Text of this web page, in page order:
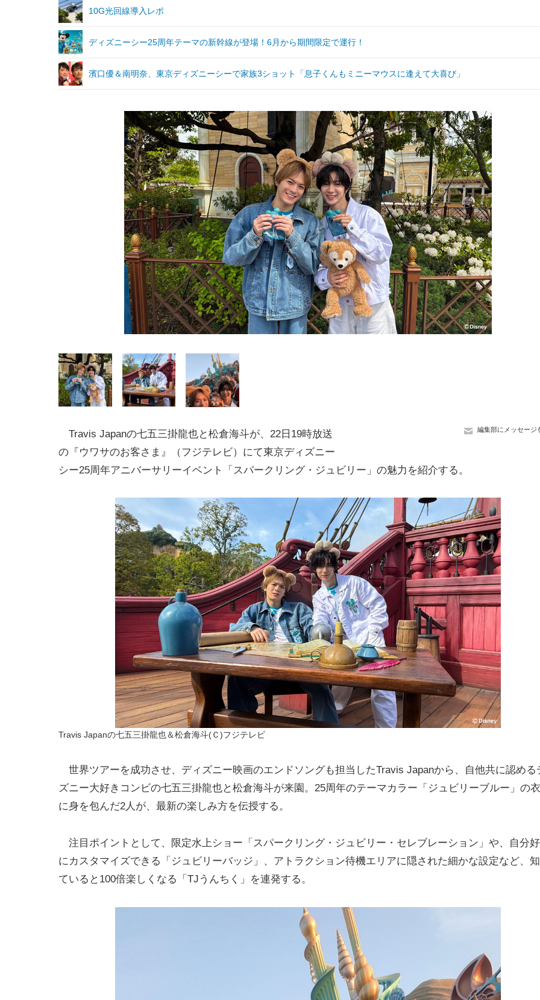
10G光回線導入レポ
ディズニーシー25周年テーマの新幹線が登場！6月から期間限定で運行！
濱口優＆南明奈、東京ディズニーシーで家族3ショット「息子くんもミニーマウスに逢えて大喜び」
編集部にメッセージ
Travis Japanの七五三掛龍也と松倉海斗が、22日19時放送
の『ウワサのお客さま』（フジテレビ）にて東京ディズニー
シー25周年アニバーサリーイベント「スパークリング・ジュビリー」の魅力を紹介する。
Travis Japanの七五三掛龍也＆松倉海斗(Ｃ)フジテレビ
世界ツアーを成功させ、ディズニー映画のエンドソングも担当したTravis Japanから、自他共に認める
ズニー大好きコンビの七五三掛龍也と松倉海斗が来園。25周年のテーマカラー「ジュビリーブルー」の
に身を包んだ2人が、最新の楽しみ方を伝授する。
注目ポイントとして、限定水上ショー「スパークリング・ジュビリー・セレブレーション」や、自分
にカスタマイズできる「ジュビリーバッジ」、アトラクション待機エリアに隠された細かな設定など、
ていると100倍楽しくなる「TJうんちく」を連発する。